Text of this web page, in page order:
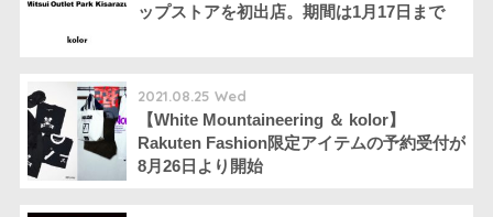
ップストアを初出店。期間は1月17日まで
2021.08.25 Wed
【White Mountaineering ＆ kolor】
Rakuten Fashion限定アイテムの予約受付が
8月26日より開始